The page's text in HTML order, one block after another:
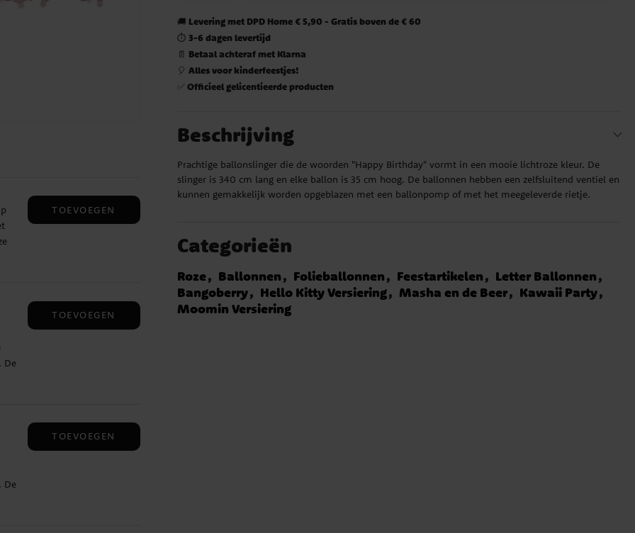
TOEVOEGEN
De
TOEVOEGEN
De
TOEVOEGEN
🚚 Levering met DPD Home € 5,90 - Gratis boven de € 60
⏱️3-6 dagen levertijd
📄 Betaal achteraf met Klarna
🎈Alles voor kinderfeestjes!
✅Officieel gelicentieerde producten
Beschrijving
Prachtige ballonslinger die de woorden "Happy Birthday" vormt in een mooie lichtroze kleur. De
slinger is 340 cm lang en elke ballon is 35 cm hoog. De ballonnen hebben een zelfsluitend ventiel en
kunnen gemakkelijk worden opgeblazen met een ballonpomp of met het meegeleverde rietje.
Categorieën
Roze Ballonnen Folieballonnen Feestartikelen
Letter Ballonnen
Bangoberry
Hello Kitty Versiering Masha en de Beer
Kawaii Party
Moomin Versiering